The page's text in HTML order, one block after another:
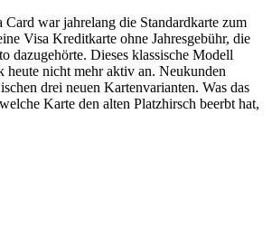
war jahrelang die Standardkarte zum
Visa Kreditkarte ohne Jahresgebühr, die
dazugehörte. Dieses klassische Modell
heute nicht mehr aktiv an. Neukunden
drei neuen Kartenvarianten. Was das
Karte den alten Platzhirsch beerbt hat,